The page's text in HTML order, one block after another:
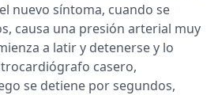
nuevo síntoma, cuando se
causa una presión arterial muy
a latir y detenerse y lo
casero,
se detiene por segundos,